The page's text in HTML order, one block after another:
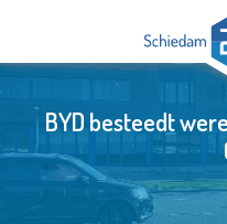
BYD besteedt